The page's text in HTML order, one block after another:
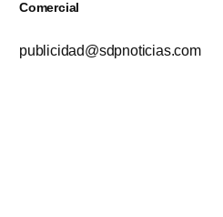
Comercial
publicidad@sdpnoticias.com